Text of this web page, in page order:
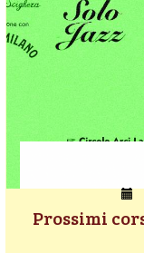
Prossimi